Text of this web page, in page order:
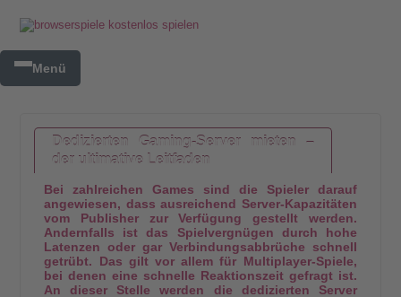
Menü
Dedizierten Gaming-Server mieten –
der ultimative Leitfaden
Bei zahlreichen Games sind die Spieler darauf
angewiesen, dass ausreichend Server-Kapazitäten
vom Publisher zur Verfügung gestellt werden.
Andernfalls ist das Spielvergnügen durch hohe
Latenzen oder gar Verbindungsabbrüche schnell
getrübt. Das gilt vor allem für Multiplayer-Spiele,
bei denen eine schnelle Reaktionszeit gefragt ist.
An dieser Stelle werden die dedizierten Server